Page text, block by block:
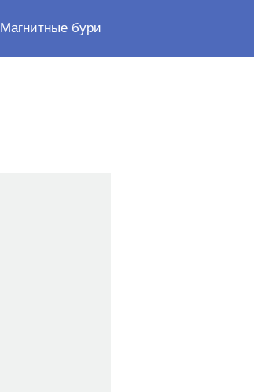
Магнитные бури